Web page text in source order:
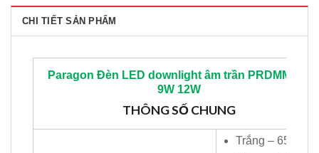
CHI TIẾT SẢN PHẨM
Paragon Đèn LED downlight âm trần PRDMM
9W 12W
THÔNG SỐ CHUNG
Trắng – 6500K